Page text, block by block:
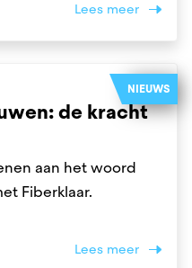
Lees meer
NIEUWS
de kracht
aan het woord
Fiberklaar.
Lees meer